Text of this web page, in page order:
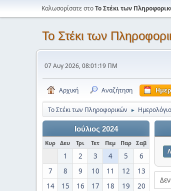
Καλωσορίσατε στοΤο Στέκι των
Το Στέκι των
07 Αυγ 2026, 08:01:19 ΠΜ
Αρχική Αναζήτηση
Το Στέκι των Πληροφορικών ► Ημερολόγιο
Ιούλιος 2024
Κυρ Δευ Τρι Τετ Πεμ Παρ Σαβ
1 2 3 4 5
6
7
8 9 10 11 12
13
14
15 16 17 18 19
20